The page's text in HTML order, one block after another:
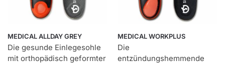
MEDICAL ALLDAY GREY
Die gesunde Einlegesohle
mit orthopädisch geformter
MEDICAL WORKPLUS
Die
entzündungshemmende